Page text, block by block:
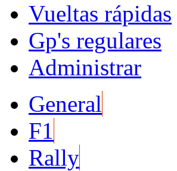
Vueltas rápidas
Gp's regulares
Administrar
General
F1
Rally